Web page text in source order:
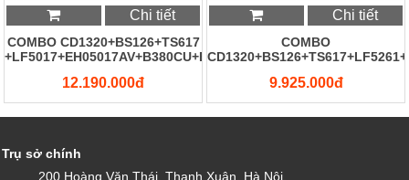
Chi tiết
COMBO CD1320+BS126+TS617
+LF5017+EH05017AV+B380CU+BS304CW
12.190.000đ
Chi tiết
COMBO
9.925.000đ
Trụ sở chính
200 Hoàng Văn Thái, Thanh Xuân, Hà Nội.